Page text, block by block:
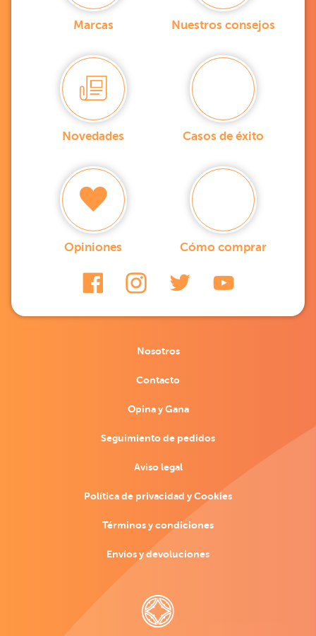
Marcas Nuestros consejos
Novedades Casos de éxito
Opiniones Cómo comprar
Nosotros
Contacto
Opina y Gana
Seguimiento de pedidos
Aviso legal
Política de privacidad y Cookies
Términos y condiciones
Envíos y devoluciones